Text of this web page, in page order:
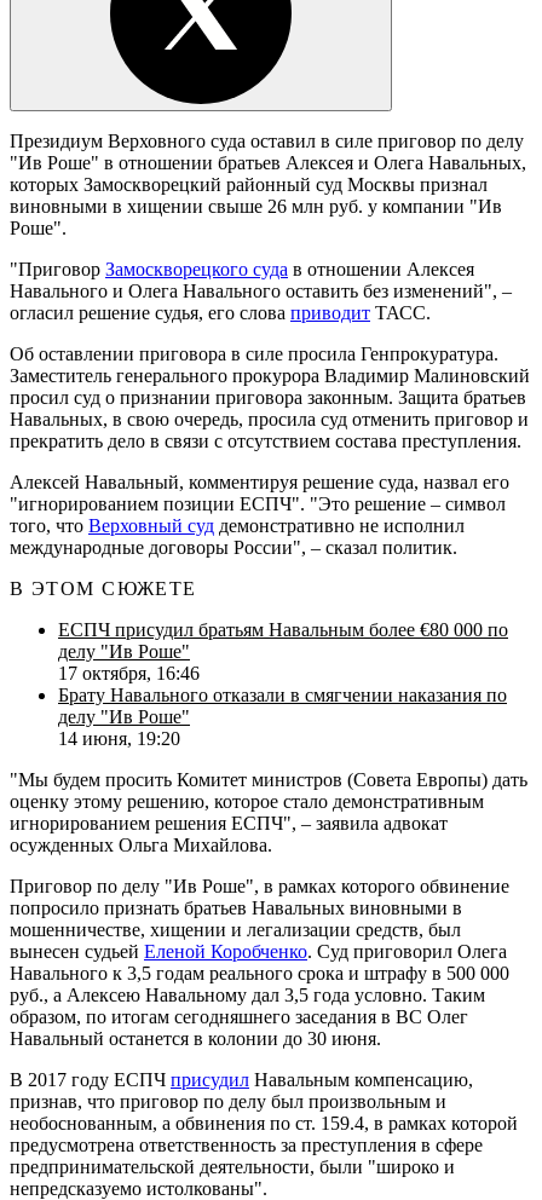
Президиум Верховного суда оставил в силе приговор по делу
"Ив Роше" в отношении братьев Алексея и Олега Навальных,
которых Замоскворецкий районный суд Москвы признал
виновными в хищении свыше 26 млн руб. у компании "Ив
Роше".
"Приговор Замоскворецкого суда в отношении Алексея
Навального и Олега Навального оставить без изменений", –
огласил решение судья, его слова приводит ТАСС.
Об оставлении приговора в силе просила Генпрокуратура.
Заместитель генерального прокурора Владимир Малиновский
просил суд о признании приговора законным. Защита братьев
Навальных, в свою очередь, просила суд отменить приговор и
прекратить дело в связи с отсутствием состава преступления.
Алексей Навальный, комментируя решение суда, назвал его
"игнорированием позиции ЕСПЧ". "Это решение – символ
того, что Верховный суд демонстративно не исполнил
международные договоры России", – сказал политик.
В ЭТОМ СЮЖЕТЕ
ЕСПЧ присудил братьям Навальным более €80 000 по
делу "Ив Роше"
17 октября, 16:46
Брату Навального отказали в смягчении наказания по
делу "Ив Роше"
14 июня, 19:20
"Мы будем просить Комитет министров (Совета Европы) дать
оценку этому решению, которое стало демонстративным
игнорированием решения ЕСПЧ", – заявила адвокат
осужденных Ольга Михайлова.
Приговор по делу "Ив Роше", в рамках которого обвинение
попросило признать братьев Навальных виновными в
мошенничестве, хищении и легализации средств, был
вынесен судьей Еленой Коробченко. Суд приговорил Олега
Навального к 3,5 годам реального срока и штрафу в 500 000
руб., а Алексею Навальному дал 3,5 года условно. Таким
образом, по итогам сегодняшнего заседания в ВС Олег
Навальный останется в колонии до 30 июня.
В 2017 году ЕСПЧ присудил Навальным компенсацию,
признав, что приговор по делу был произвольным и
необоснованным, а обвинения по ст. 159.4, в рамках которой
предусмотрена ответственность за преступления в сфере
предпринимательской деятельности, были "широко и
непредсказуемо истолкованы".